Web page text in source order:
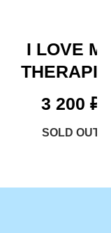
I LOVE
3 200 ₽